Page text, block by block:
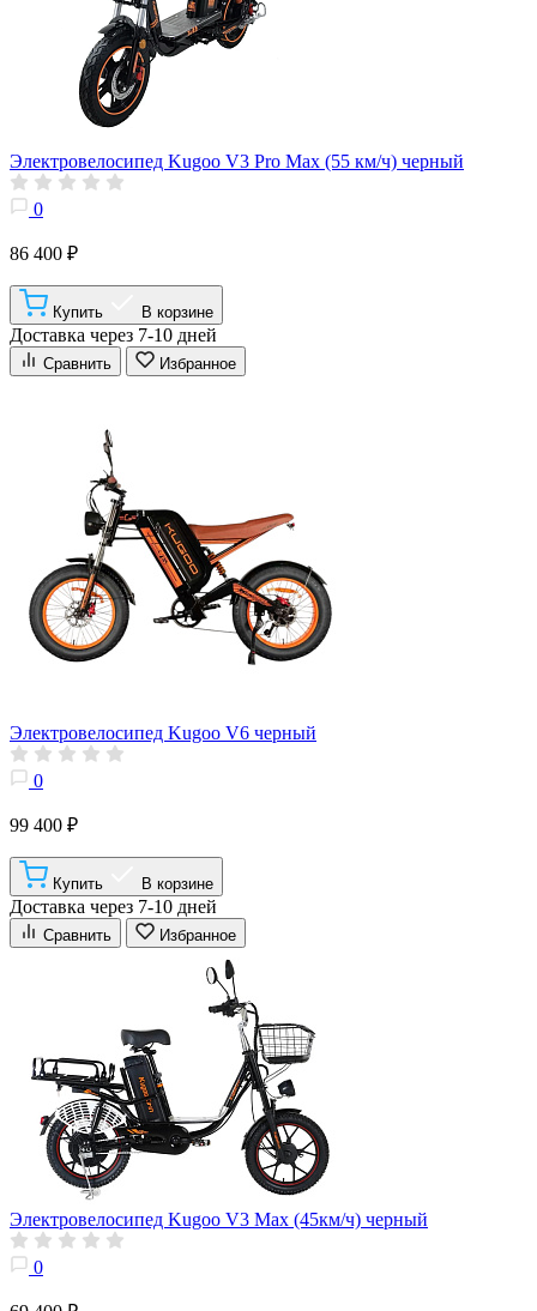
Электровелосипед Kugoo V3 Pro Max (55 км/ч) черный
0
86 400 ₽
Купить В корзине
Доставка через 7-10 дней
Сравнить Избранное
Электровелосипед Kugoo V6 черный
0
99 400 ₽
Купить В корзине
Доставка через 7-10 дней
Сравнить Избранное
Электровелосипед Kugoo V3 Max (45км/ч) черный
0